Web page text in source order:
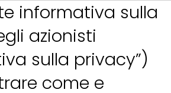
informativa sulla
azionisti
sulla privacy”)
come e